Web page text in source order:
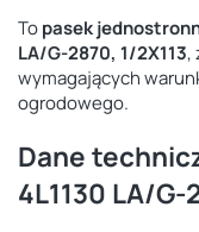
Topasek
LA/G-2870, 1/2X113,
wymagających
ogrodowego.
Dane
4L1130 LA/G-